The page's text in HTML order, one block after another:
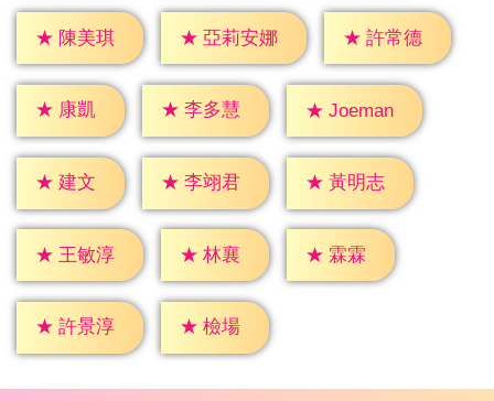
★ 陳美琪 ★ 亞莉安娜 ★ 許常德
★ 康凱 ★ 李多慧 ★ Joeman
★ 建文 ★ 李翊君 ★ 黃明志
★ 王敏淳 ★ 林襄 ★ 霖霖
★ 許景淳 ★ 檢場